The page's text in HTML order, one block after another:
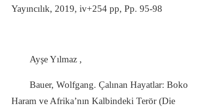
Yayıncılık, 2019, iv+254 pp, Pp. 95-98
Ayşe Yılmaz ,
Bauer, Wolfgang. Çalınan Hayatlar: Boko
Haram ve Afrika’nın Kalbindeki Terör (Die